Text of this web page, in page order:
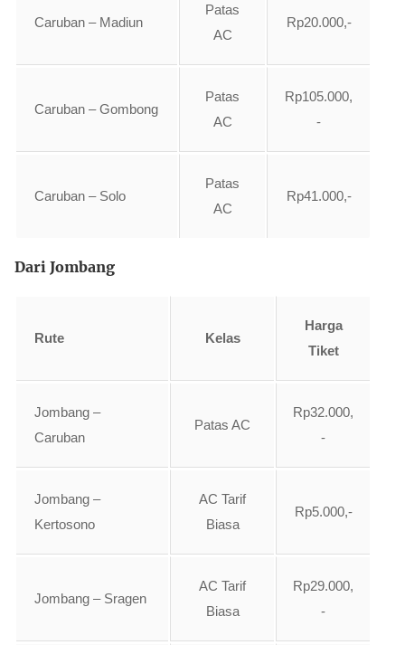
Caruban – Madiun
Patas
AC
Rp20.000,-
Caruban – Gombong
Patas
AC
Rp105.000,
-
Caruban – Solo
Patas
AC
Rp41.000,-
Dari Jombang
Rute Kelas
Harga
Tiket
Jombang –
Caruban
Patas AC
Rp32.000,
-
Jombang –
Kertosono
AC Tarif
Biasa
Rp5.000,-
Jombang – Sragen
AC Tarif
Biasa
Rp29.000,
-